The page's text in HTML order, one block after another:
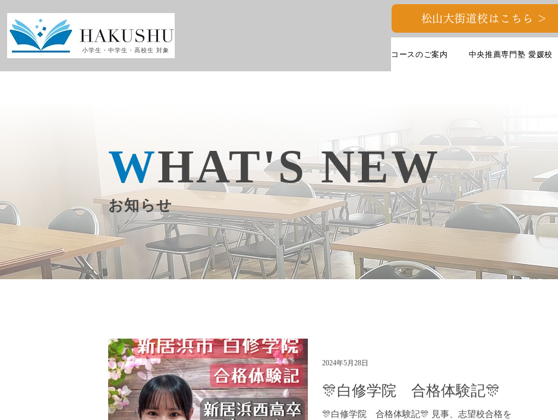
小学生・中学生・高校生 対象
松山大街道校はこちら ＞
コースのご案内 中央推薦専門塾 愛媛校
WHAT'S NEW
お知らせ
🎊白修学院 合格体験記🎊
🎊白修学院 合格体験記🎊 見事、志望校合格を
2024年5月28日